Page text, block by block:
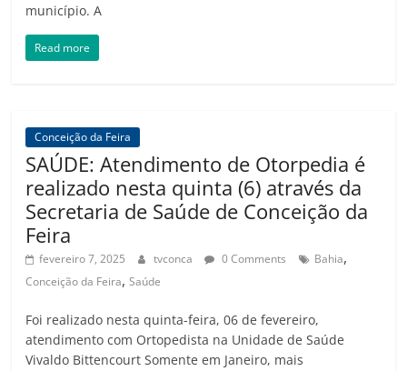
município. A
Read more
Conceição da Feira
SAÚDE: Atendimento de Otorpedia é
realizado nesta quinta (6) através da
Secretaria de Saúde de Conceição da
Feira
fevereiro 7, 2025 tvconca 0 Comments Bahia,
Conceição da Feira,Saúde
Foi realizado nesta quinta-feira, 06 de fevereiro,
atendimento com Ortopedista na Unidade de Saúde
Vivaldo Bittencourt Somente em Janeiro, mais